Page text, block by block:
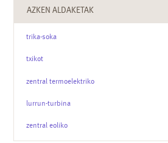
AZKEN ALDAKETAK
trika-soka
txikot
zentral termoelektriko
lurrun-turbina
zentral eoliko